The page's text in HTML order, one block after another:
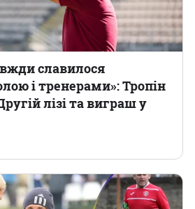
славилося
і тренерами»: Тропін
лізі та виграш у